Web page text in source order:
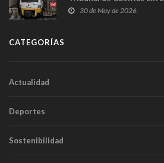
sobrecoste de los trenes
30 de May de 2026
CATEGORÍAS
Actualidad
Deportes
Sostenibilidad